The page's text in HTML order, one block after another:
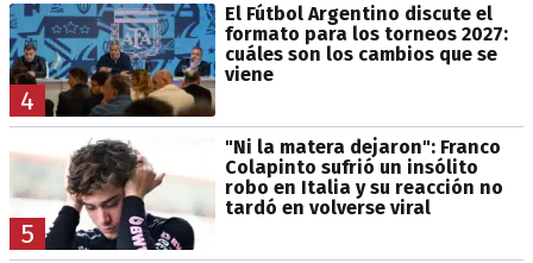
4
El Fútbol Argentino discute el
formato para los torneos 2027:
cuáles son los cambios que se
viene
5
"Ni la matera dejaron": Franco
Colapinto sufrió un insólito
robo en Italia y su reacción no
tardó en volverse viral